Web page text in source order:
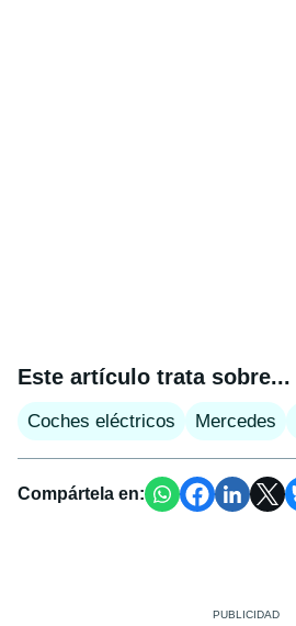
Este artículo trata sobre...
Coches eléctricos Mercedes
Compártela en: